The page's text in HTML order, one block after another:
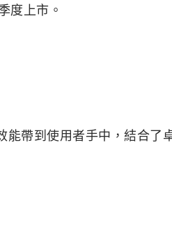
度上市。
帶到使用者手中，結合了